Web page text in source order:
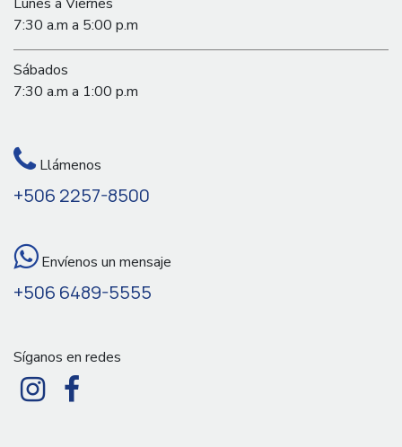
7:30 a.m a 5:00 p.m
Sábados
7:30 a.m a 1:00 p.m
Llámenos
+506 2257-8500
Envíenos un mensaje
+506 6489-5555
Síganos en redes